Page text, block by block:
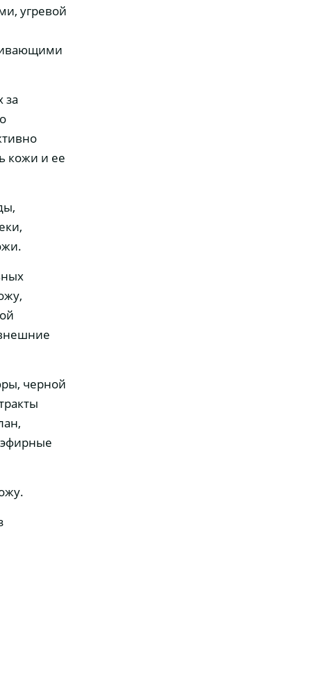
угревой
за
кожи и ее
черной
эфирные